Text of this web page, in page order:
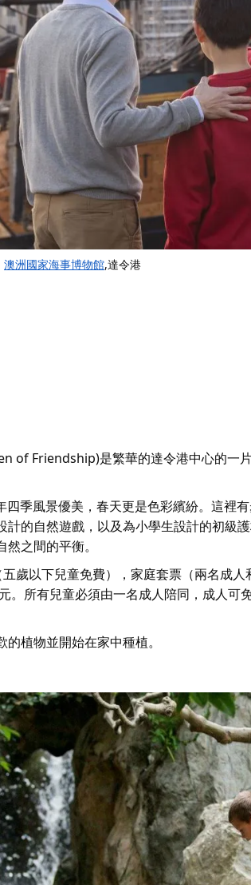
澳洲國家海事博物館,達令港
of Friendship)是繁華的達令港中心的一
季風景優美，春天更是色彩繽紛。這裡
的自然遊戲，以及為小學生設計的初級
之間的平衡。
歲以下兒童免費），家庭套票（兩名成人
。所有兒童必須由一名成人陪同，成人可
植物並開始在家中種植。